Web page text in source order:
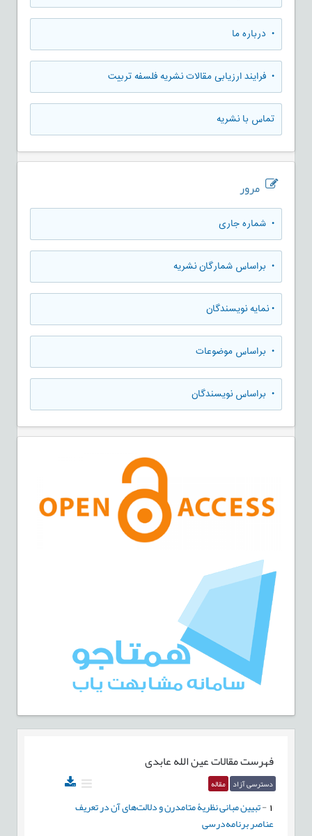
• درباره ما
• فرایند ارزیابی مقالات نشریه فلسفه تربیت
تماس با نشریه
مرور
• شماره جاری
• براساس شمارگان نشریه
•نمایه نویسندگان
• براساس موضوعات
• براساس نویسندگان
فهرست مقالاتعین الله عابدی
دسترسی آزاد مقاله
-تبیین مبانی نظریۀ متامدرن و دلالت‌های آن در تعریف
عناصر برنامه‌درسی